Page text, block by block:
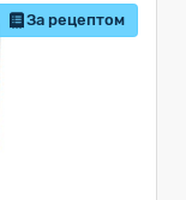
За рецептом